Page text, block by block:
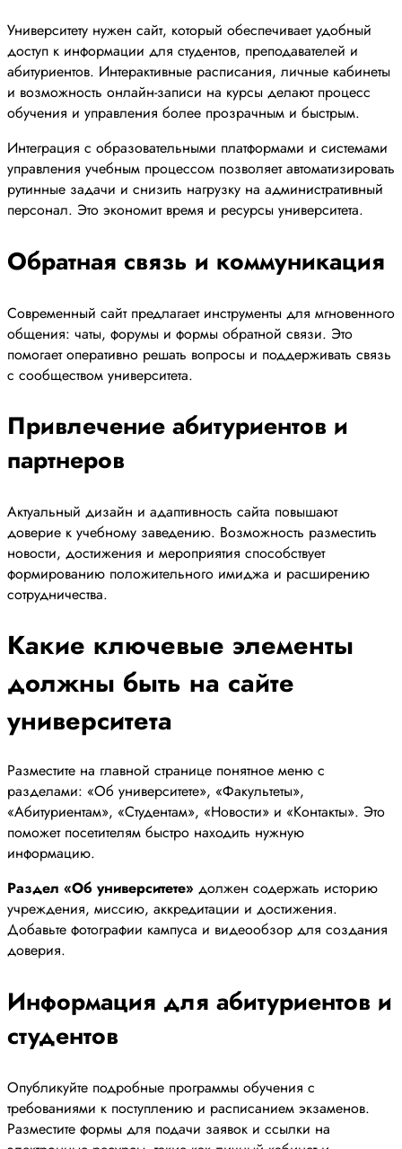
Университету нужен сайт, который обеспечивает удобный
доступ к информации для студентов, преподавателей и
абитуриентов. Интерактивные расписания, личные кабинеты
и возможность онлайн-записи на курсы делают процесс
обучения и управления более прозрачным и быстрым.
Интеграция с образовательными платформами и системами
управления учебным процессом позволяет автоматизировать
рутинные задачи и снизить нагрузку на административный
персонал. Это экономит время и ресурсы университета.
Обратная связь и коммуникация
Современный сайт предлагает инструменты для мгновенного
общения: чаты, форумы и формы обратной связи. Это
помогает оперативно решать вопросы и поддерживать связь
с сообществом университета.
Привлечение абитуриентов и
партнеров
Актуальный дизайн и адаптивность сайта повышают
доверие к учебному заведению. Возможность разместить
новости, достижения и мероприятия способствует
формированию положительного имиджа и расширению
сотрудничества.
Какие ключевые элементы
должны быть на сайте
университета
Разместите на главной странице понятное меню с
разделами: «Об университете», «Факультеты»,
«Абитуриентам», «Студентам», «Новости» и «Контакты». Это
поможет посетителям быстро находить нужную
информацию.
Раздел «Об университете» должен содержать историю
учреждения, миссию, аккредитации и достижения.
Добавьте фотографии кампуса и видеообзор для создания
доверия.
Информация для абитуриентов и
студентов
Опубликуйте подробные программы обучения с
требованиями к поступлению и расписанием экзаменов.
Разместите формы для подачи заявок и ссылки на